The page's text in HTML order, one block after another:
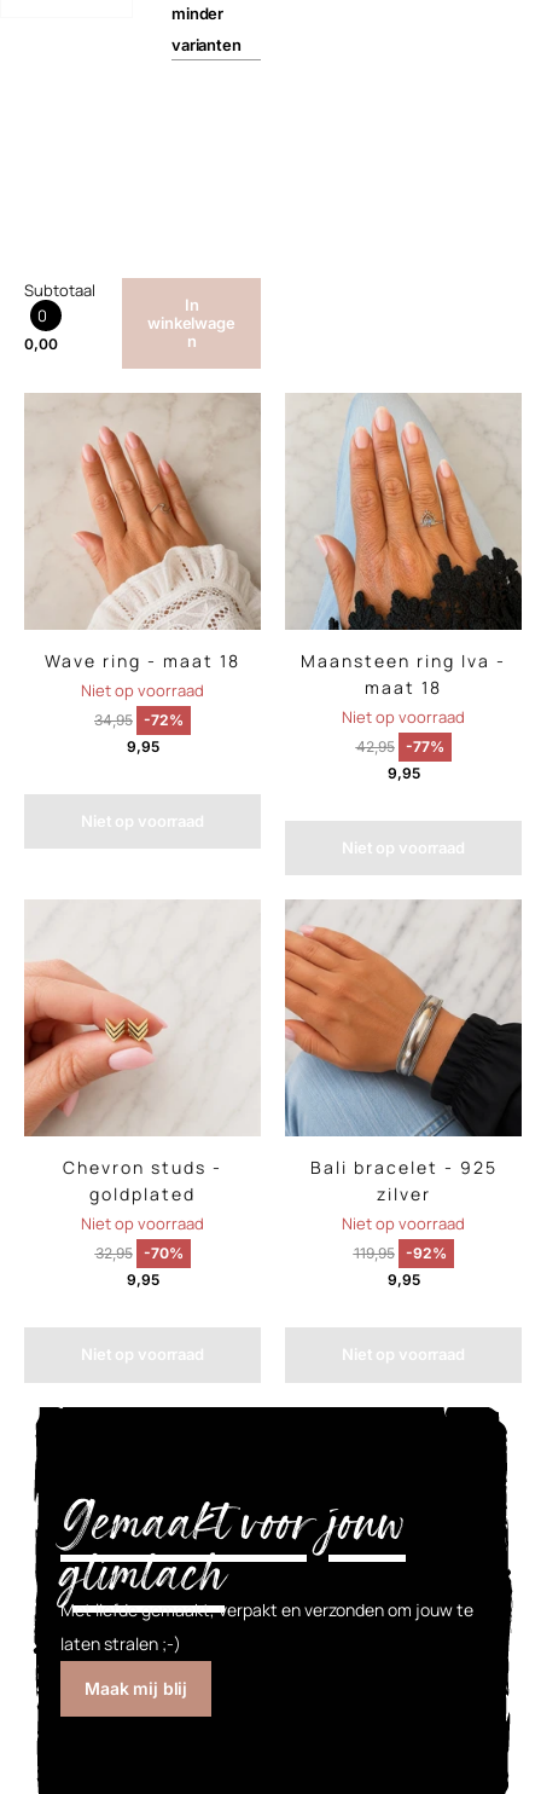
minder
varianten
Subtotaal
0
0,00
In
winkelwage
n
Wave ring - maat 18
Niet op voorraad
34,95 -72%
9,95
Niet op voorraad
Maansteen ring Iva -
maat 18
Niet op voorraad
42,95
-77%
9,95
Niet op voorraad
Chevron studs -
goldplated
Niet op voorraad
32,95
-70%
9,95
Niet op voorraad
Bali bracelet - 925
zilver
Niet op voorraad
119,95
-92%
9,95
Niet op voorraad
Gemaakt voor jouw
glimlach
Met liefde gemaakt, verpakt en verzonden om jouw te
laten stralen ;-)
Maak mij blij